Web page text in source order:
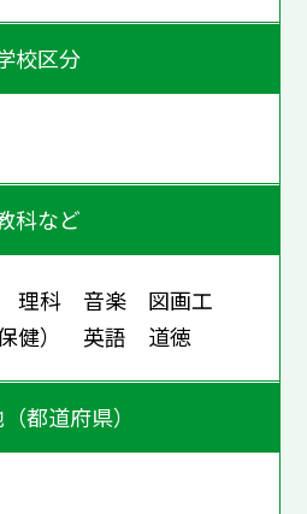
校区分
科など
科 音楽 図画工
健） 英語 道徳
都道府県）